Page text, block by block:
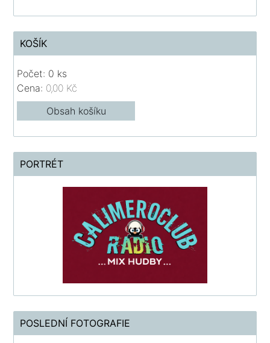
KOŠÍK
Počet: 0 ks
Cena: 0,00 Kč
Obsah košíku
PORTRÉT
POSLEDNÍ FOTOGRAFIE